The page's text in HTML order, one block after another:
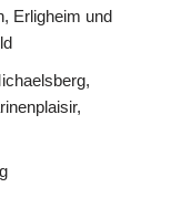
Erligheim und